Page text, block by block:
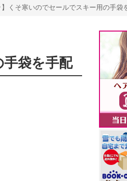
】くそ寒いのでセールでスキー用の手袋
手袋を手配